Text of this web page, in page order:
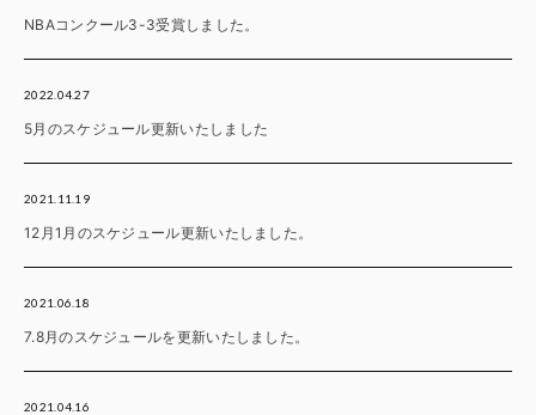
NBAコンクール3-3受賞しました。
2022.04.27
5月のスケジュール更新いたしました
2021.11.19
12月1月のスケジュール更新いたしました。
2021.06.18
7.8月のスケジュールを更新いたしました。
2021.04.16